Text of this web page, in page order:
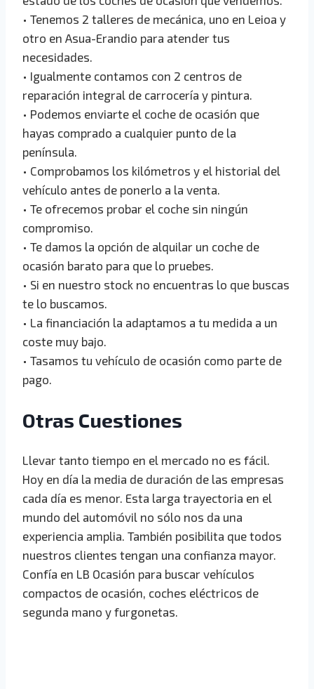
• Tenemos 2 talleres de mecánica, uno en Leioa y
otro en Asua-Erandio para atender tus
necesidades.
• Igualmente contamos con 2 centros de
reparación integral de carrocería y pintura.
• Podemos enviarte el coche de ocasión que
hayas comprado a cualquier punto de la
península.
• Comprobamos los kilómetros y el historial del
vehículo antes de ponerlo a la venta.
• Te ofrecemos probar el coche sin ningún
compromiso.
• Te damos la opción de alquilar un coche de
ocasión barato para que lo pruebes.
• Si en nuestro stock no encuentras lo que buscas
te lo buscamos.
• La financiación la adaptamos a tu medida a un
coste muy bajo.
• Tasamos tu vehículo de ocasión como parte de
pago.
Otras Cuestiones
Llevar tanto tiempo en el mercado no es fácil.
Hoy en día la media de duración de las empresas
cada día es menor. Esta larga trayectoria en el
mundo del automóvil no sólo nos da una
experiencia amplia. También posibilita que todos
nuestros clientes tengan una confianza mayor.
Confía en LB Ocasión para buscar vehículos
compactos de ocasión, coches eléctricos de
segunda mano y furgonetas.